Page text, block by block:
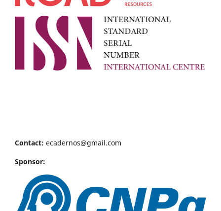
Contact: ecadernos@gmail.com
Sponsor: